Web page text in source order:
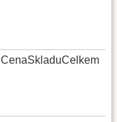
CenaSkladuCelkem